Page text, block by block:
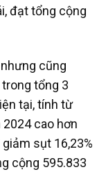
đạt tổng cộng
cũng
tổng 3
tại, tính từ
cao hơn
sụt 16,23%
cộng 595.833